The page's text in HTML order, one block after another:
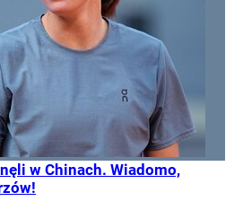
w Chinach. Wiadomo,